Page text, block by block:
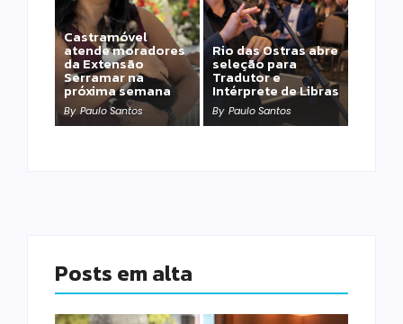
Castramóvel
atende moradores
da Extensão
Serramar na
próxima semana
By Paulo Santos
Rio das Ostras abre
seleção para
Tradutor e
Intérprete de Libras
By Paulo Santos
Posts em alta